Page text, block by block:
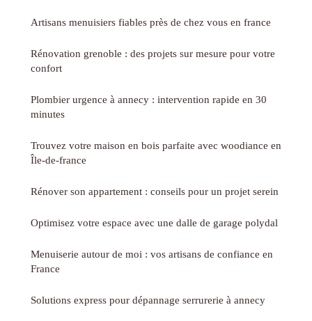
Artisans menuisiers fiables près de chez vous en france
Rénovation grenoble : des projets sur mesure pour votre
confort
Plombier urgence à annecy : intervention rapide en 30
minutes
Trouvez votre maison en bois parfaite avec woodiance en
Île-de-france
Rénover son appartement : conseils pour un projet serein
Optimisez votre espace avec une dalle de garage polydal
Menuiserie autour de moi : vos artisans de confiance en
France
Solutions express pour dépannage serrurerie à annecy